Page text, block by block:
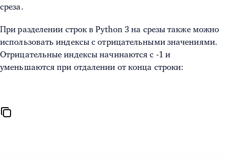
среза.
При разделении строк в Python 3 на срезы также можно
использовать индексы с отрицательными значениями.
Отрицательные индексы начинаются с -1 и
уменьшаются при отдалении от конца строки: